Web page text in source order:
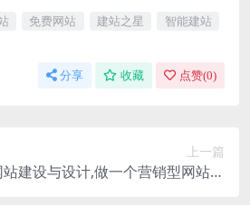
免费网站 建站之星
智能建站
分享 收藏 点赞(0)
上一篇
建设与设计,做一个营销型网站多